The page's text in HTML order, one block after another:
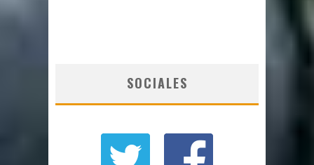
SOCIALES